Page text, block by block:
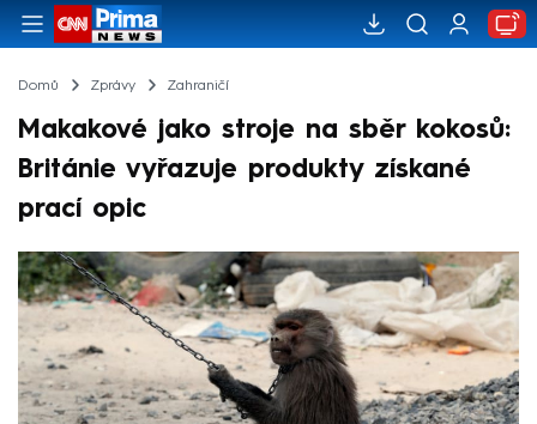
Domů Zprávy Zahraničí
Makakové jako stroje na sběr kokosů:
Británie vyřazuje produkty získané
prací opic